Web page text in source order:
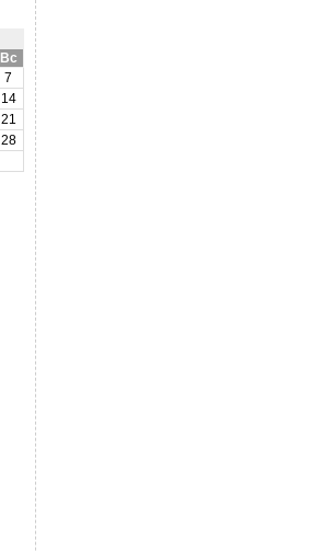
Вс
7
14
21
28